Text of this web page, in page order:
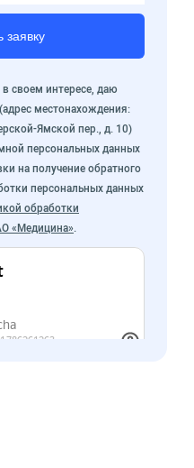
заявку
своем интересе, даю
местонахождения:
Ямской пер., д. 10)
персональных данных
на получение обратного
персональных данных
обработки
«Медицина».